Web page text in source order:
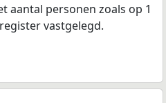
aantal personen zoals op 1
vastgelegd.